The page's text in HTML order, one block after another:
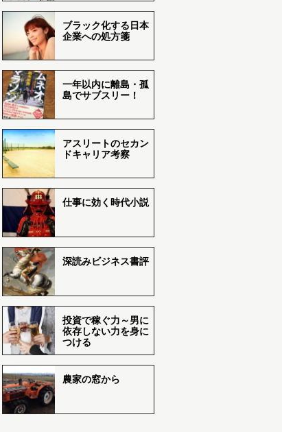
ブラック化する日本
企業への処方箋
一年以内に離島・孤
島でサブスリー！
アスリートのセカン
ドキャリア考察
仕事に効く時代小説
深読みビジネス書評
投資で稼ぐ力～男に
依存しない力を身に
つける
農家の窓から